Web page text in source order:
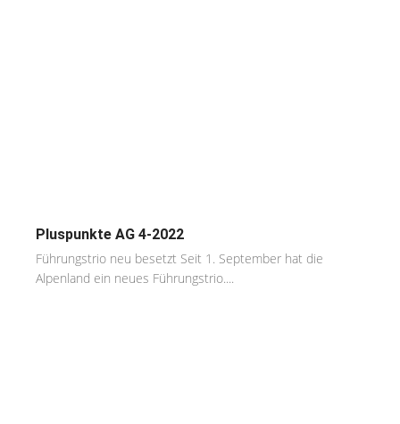
Pluspunkte AG 4-2022
Führungstrio neu besetzt Seit 1. September hat die
Alpenland ein neues Führungstrio....